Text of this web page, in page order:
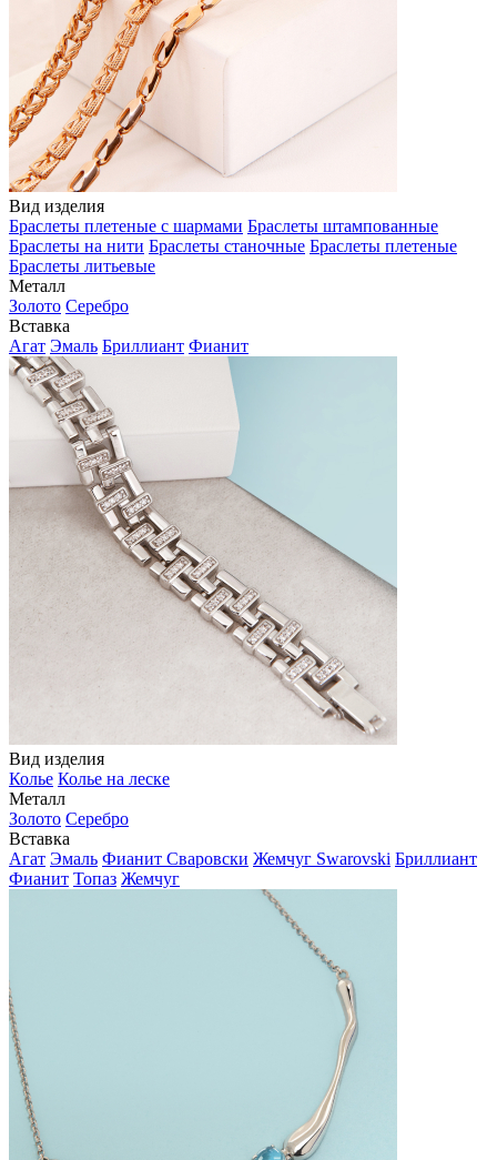
Вид изделия
Браслеты плетеные с шармами Браслеты штампованные
Браслеты на нити Браслеты станочные Браслеты плетеные
Браслеты литьевые
Металл
Золото Серебро
Вставка
Агат Эмаль Бриллиант Фианит
Вид изделия
Колье Колье на леске
Металл
Золото Серебро
Вставка
Агат Эмаль Фианит Сваровски Жемчуг Swarovski Бриллиант
Фианит Топаз Жемчуг